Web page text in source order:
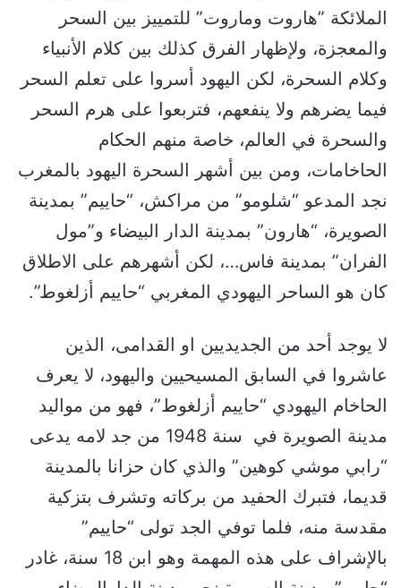
الملائكة ”هاروت وماروت” للتمييز بين السحر
والمعجزة، ولإظهار الفرق كذلك بين كلام الأنبياء
وكلام السحرة، لكن اليهود أسروا على تعلم السحر
فيما يضرهم ولا ينفعهم، فتربعوا على هرم السحر
والسحرة في العالم، خاصة منهم الحكام
الحاخامات، ومن بين أشهر السحرة اليهود بالمغرب
نجد المدعو “شلومو” من مراكش، “حاييم” بمدينة
الصويرة، “هارون” بمدينة الدار البيضاء و”مول
الفران” بمدينة فاس…، لكن أشهرهم على الاطلاق
كان هو الساحر اليهودي المغربي “حاييم أزلغوط”.
لا يوجد أحد من الجديديين او القدامى، الذين
عاشروا في السابق المسيحيين واليهود، لا يعرف
الحاخام اليهودي “حاييم أزلغوط”، فهو من مواليد
مدينة الصويرة في سنة 1948 من جد لامه يدعى
“رابي موشي كوهين” والذي كان حزانا بالمدينة
قديما، فتبرك الحفيد من بركاته وتشرف بتزكية
مقدسة منه، فلما توفي الجد تولى “حاييم”
بالإشراف على هذه المهمة وهو ابن 18 سنة، غادر